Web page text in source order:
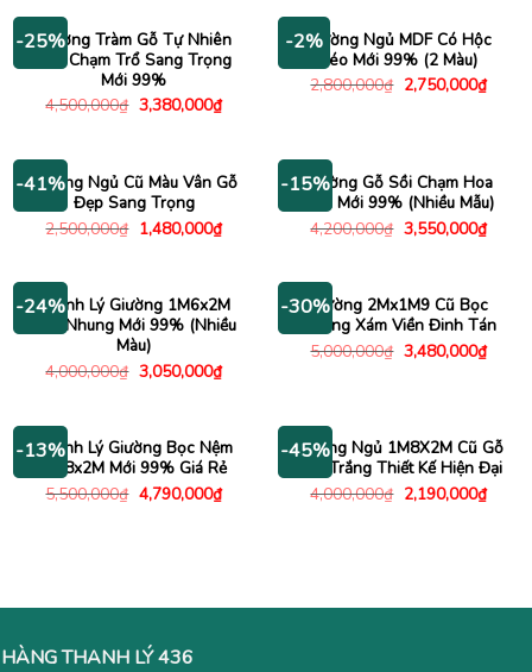
4,480,000₫.
-25%
Giường Tràm Gỗ Tự Nhiên
Đầu Chạm Trổ Sang Trọng
Mới 99%
4,500,000₫ Giá
gốc
3,380,000₫Giá
hiện
3,380,000₫.
-2%Giường Ngủ MDF Có Hộc
Kéo Mới 99% (2 Màu)
2,800,000₫ Giá
gốc
2,750,000₫Giá
hiện
-41%
Giường Ngủ Cũ Màu Vân Gỗ
Đẹp Sang Trọng
2,500,000₫ Giá
gốc
1,480,000₫Giá
hiện
1,480,000₫.
-15%Giường Gỗ Sồi Chạm Hoa
Văn Mới 99% (Nhiều Mẫu)
4,200,000₫ Giá
gốc
3,550,000₫Giá
hiện
-24%
Thanh Lý Giường 1M6x2M
Bọc Nhung Mới 99% (Nhiều
Màu)
4,000,000₫ Giá
gốc
3,050,000₫Giá
hiện
3,050,000₫.
-30%Giường 2Mx1M9 Cũ Bọc
Nhung Xám Viền Đinh Tán
5,000,000₫ Giá
gốc
3,480,000₫Giá
hiện
-13%
Thanh Lý Giường Bọc Nệm
1M8x2M Mới 99% Giá Rẻ
5,500,000₫ Giá
gốc
4,790,000₫Giá
hiện
-45%
Giường Ngủ 1M8X2M Cũ Gỗ
Màu Trắng Thiết Kế Hiện Đại
4,000,000₫ Giá
gốc
2,190,000₫Giá
hiện
HÀNG THANH LÝ 436